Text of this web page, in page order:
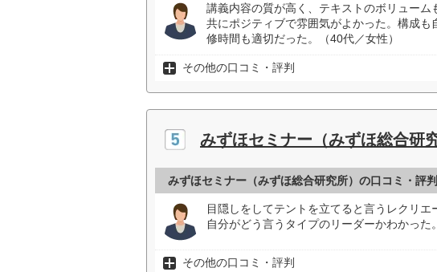
講義内容の質が高く、テキストのボリュー
共にポジティブで雰囲気がよかった。構成
修時間も適切だった。（40代／女性）
その他の口コミ・評判
みずほセミナー（みずほ総合研究
みずほセミナー（みずほ総合研究所）の口コミ・評判
目隠しをしてテントを立てると言うレクリエ
自分がどう言うタイプのリーダーかわかった
その他の口コミ・評判